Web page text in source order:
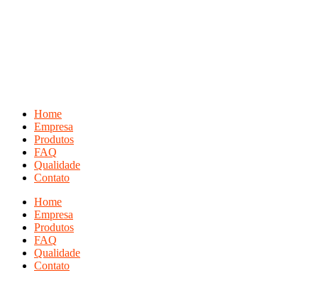
Home
Empresa
Produtos
FAQ
Qualidade
Contato
Home
Empresa
Produtos
FAQ
Qualidade
Contato